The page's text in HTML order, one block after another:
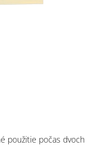
použitie počas dvoch